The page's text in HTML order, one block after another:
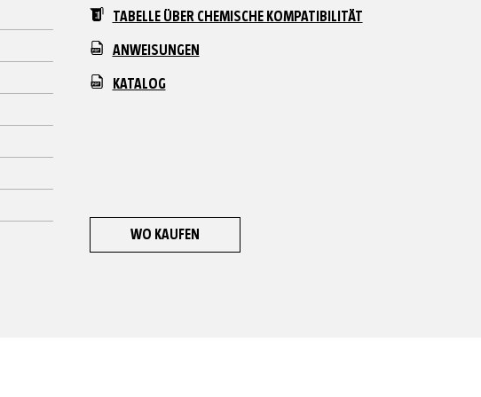
TABELLE ÜBER CHEMISCHE KOMPATIBILITÄT
ANWEISUNGEN
KATALOG
WO KAUFEN